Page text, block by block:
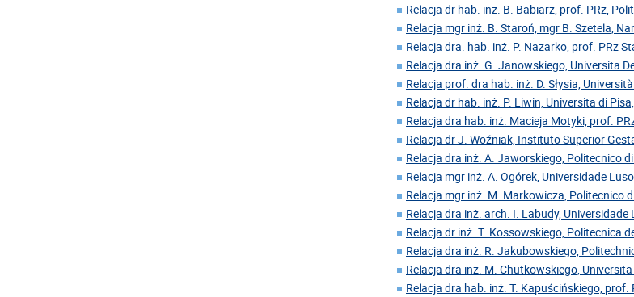
Relacja dr hab. inż. B. Babiarz, prof. PRz,
Relacja mgr inż. B. Staroń, mgr B. Szetela,
Relacja dra. hab. inż. P. Nazarko, prof. PRz
Relacja dra inż. G. Janowskiego, Universita
Relacja prof. dra hab. inż. D. Słysia,
Relacja dr hab. inż. P. Liwin, Universita di
Relacja dra hab. inż. Macieja Motyki, prof.
Relacja dr J. Woźniak, Instituto Superior
Relacja dra inż. A. Jaworskiego, Politecnico di
Relacja mgr inż. A. Ogórek, Universidade
Relacja mgr inż. M. Markowicza, Politecnico
Relacja dra inż. arch. I. Labudy,
Relacja dr inż. T. Kossowskiego, Politecnica
Relacja dra inż. R. Jakubowskiego,
Relacja dra inż. M. Chutkowskiego, Universita
Relacja dra hab. inż. T. Kapuścińskiego,